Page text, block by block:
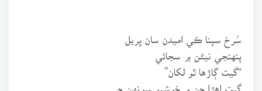
سُرخ سپنا ڪي اميدن سان ڀريل
پنهنجي نيڻن ۾ سجائي
“گيت ڳاڙها ٿو لکان”
گيت اهڙا جن ۾ خوشبو سونهن جي